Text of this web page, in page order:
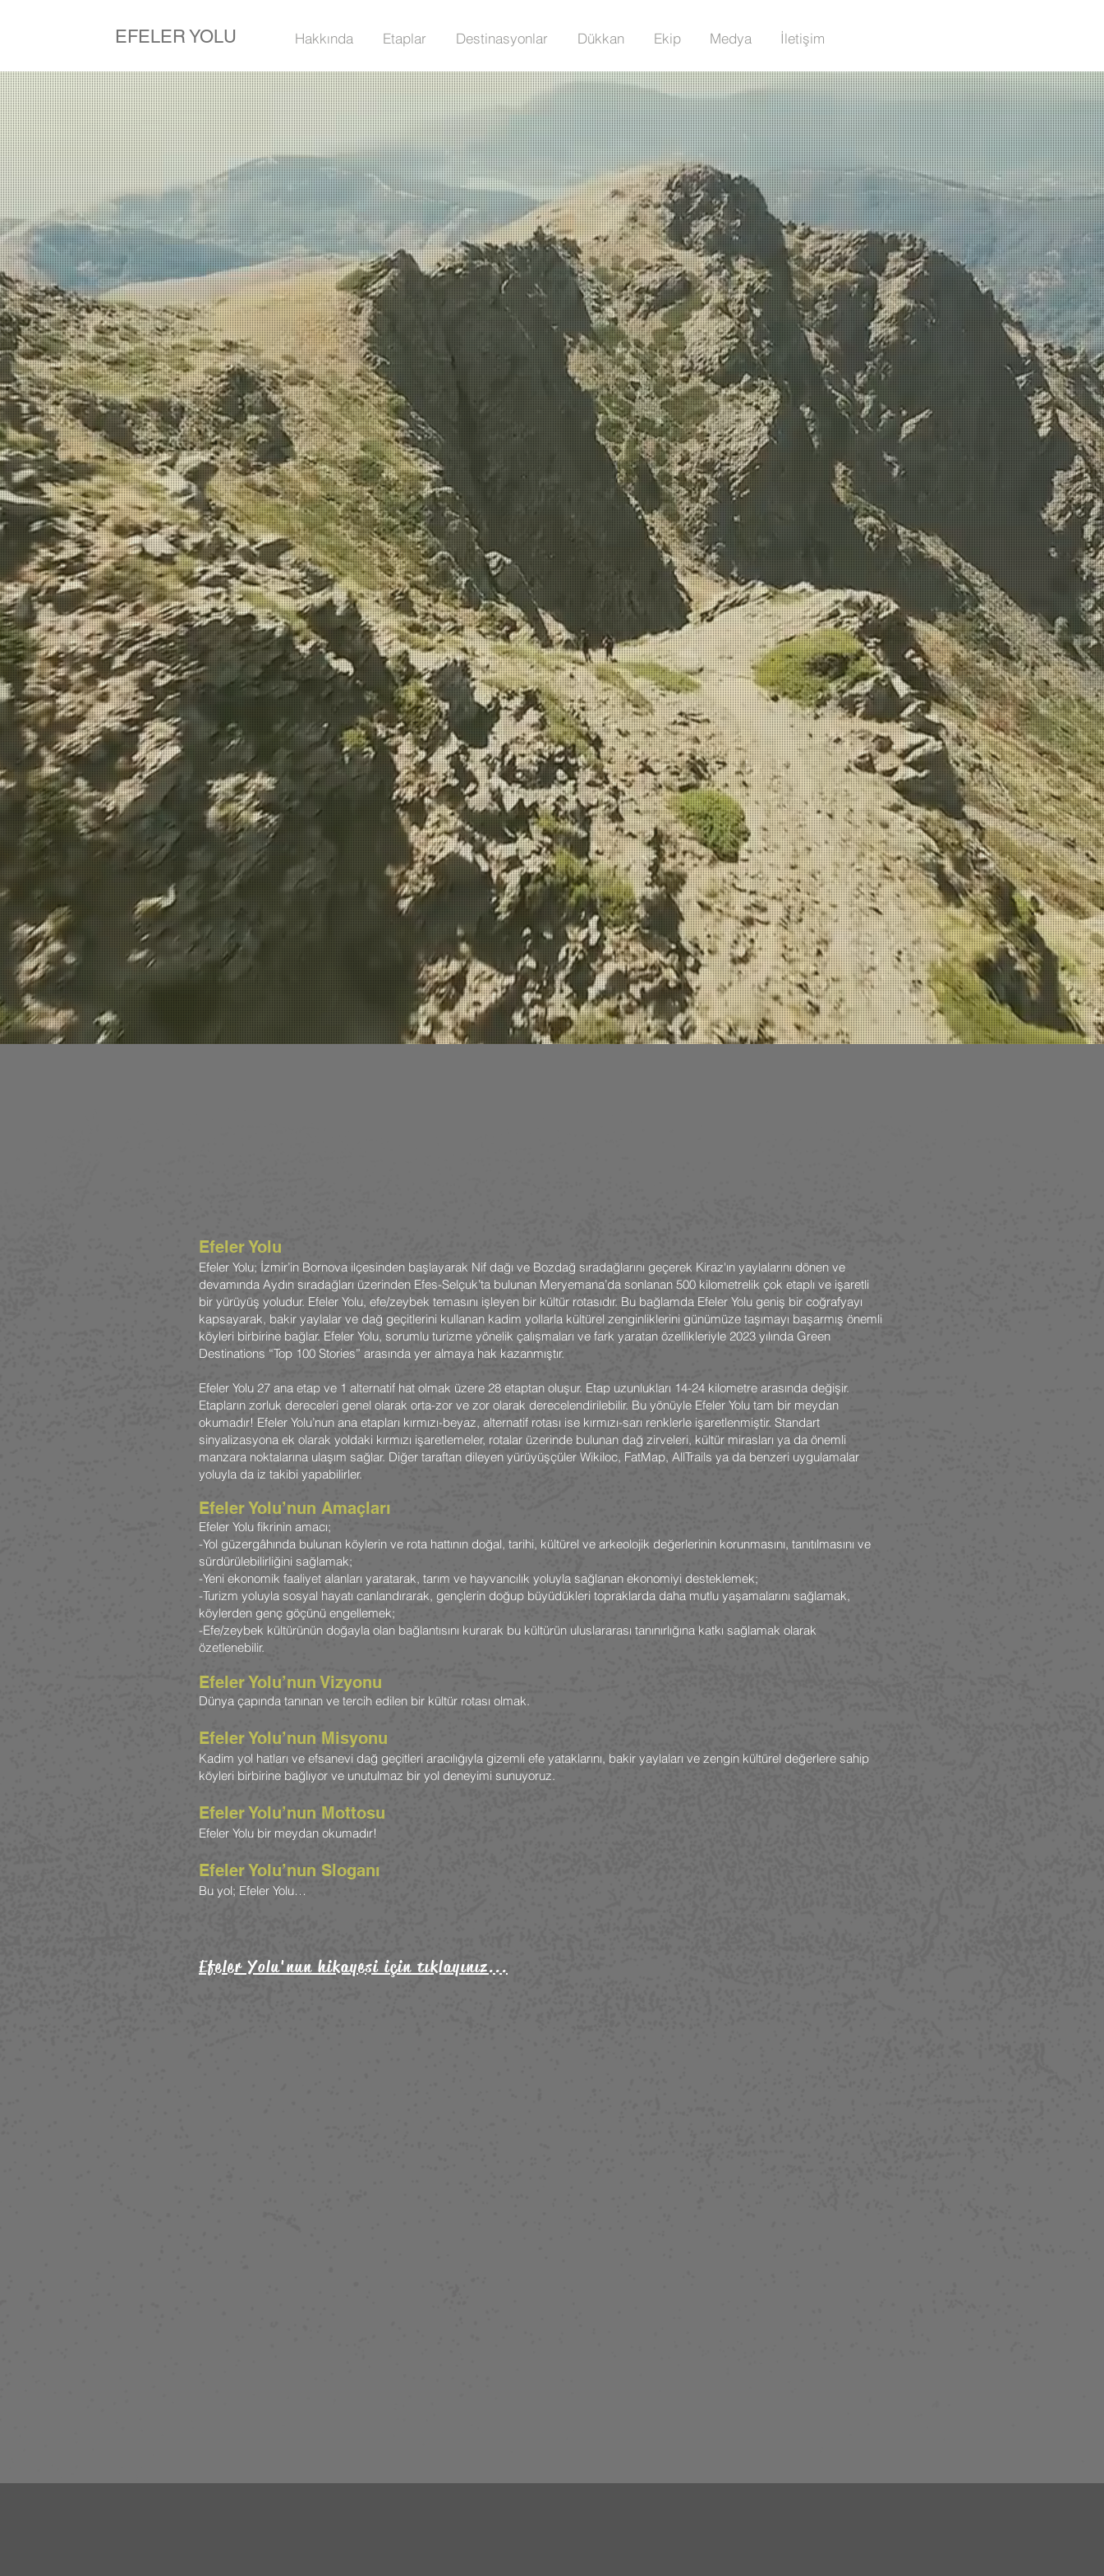
EFELER YOLU Hakkında Etaplar Destinasyonlar Dükkan Ekip Medya İletişim
Efeler Yolu
Kültür Rotası
Efeler Yolu
Efeler Yolu; İzmir’in Bornova ilçesinden başlayarak Nif dağı ve Bozdağ sıradağlarını geçerek Kiraz'ın yaylalarını dönen ve
devamında Aydın sıradağları üzerinden Efes-Selçuk’ta bulunan Meryemana’da sonlanan 500 kilometrelik çok etaplı ve işaretli
bir yürüyüş yoludur. Efeler Yolu, efe/zeybek temasını işleyen bir kültür rotasıdır. Bu bağlamda Efeler Yolu geniş bir coğrafyayı
kapsayarak, bakir yaylalar ve dağ geçitlerini kullanan kadim yollarla kültürel zenginliklerini günümüze taşımayı başarmış önemli
köyleri birbirine bağlar. Efeler Yolu, sorumlu turizme yönelik çalışmaları ve fark yaratan özellikleriyle 2023 yılında Green
Destinations “Top 100 Stories” arasında yer almaya hak kazanmıştır.
Efeler Yolu 27 ana etap ve 1 alternatif hat olmak üzere 28 etaptan oluşur. Etap uzunlukları 14-24 kilometre arasında değişir.
Etapların zorluk dereceleri genel olarak orta-zor ve zor olarak derecelendirilebilir. Bu yönüyle Efeler Yolu tam bir meydan
okumadır! Efeler Yolu’nun ana etapları kırmızı-beyaz, alternatif rotası ise kırmızı-sarı renklerle işaretlenmiştir. Standart
sinyalizasyona ek olarak yoldaki kırmızı işaretlemeler, rotalar üzerinde bulunan dağ zirveleri, kültür mirasları ya da önemli
manzara noktalarına ulaşım sağlar. Diğer taraftan dileyen yürüyüşçüler Wikiloc, FatMap, AllTrails ya da benzeri uygulamalar
yoluyla da iz takibi yapabilirler.
Efeler Yolu’nun Amaçları
Efeler Yolu fikrinin amacı;
-Yol güzergâhında bulunan köylerin ve rota hattının doğal, tarihi, kültürel ve arkeolojik değerlerinin korunmasını, tanıtılmasını ve
sürdürülebilirliğini sağlamak;
-Yeni ekonomik faaliyet alanları yaratarak, tarım ve hayvancılık yoluyla sağlanan ekonomiyi desteklemek;
-Turizm yoluyla sosyal hayatı canlandırarak, gençlerin doğup büyüdükleri topraklarda daha mutlu yaşamalarını sağlamak,
köylerden genç göçünü engellemek;
-Efe/zeybek kültürünün doğayla olan bağlantısını kurarak bu kültürün uluslararası tanınırlığına katkı sağlamak olarak
özetlenebilir.
Efeler Yolu’nun Vizyonu
Dünya çapında tanınan ve tercih edilen bir kültür rotası olmak.
Efeler Yolu’nun Misyonu
Kadim yol hatları ve efsanevi dağ geçitleri aracılığıyla gizemli efe yataklarını, bakir yaylaları ve zengin kültürel değerlere sahip
köyleri birbirine bağlıyor ve unutulmaz bir yol deneyimi sunuyoruz.
Efeler Yolu’nun Mottosu
Efeler Yolu bir meydan okumadır!
Efeler Yolu’nun Sloganı
Bu yol; Efeler Yolu…
Efeler Yolu'nun hikayesi için tıklayınız...